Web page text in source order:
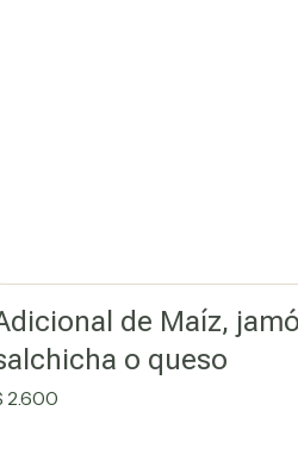
de Maíz,
o queso
2.600